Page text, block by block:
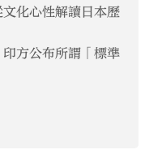
化心性解讀日本歷
方公布所謂「標準